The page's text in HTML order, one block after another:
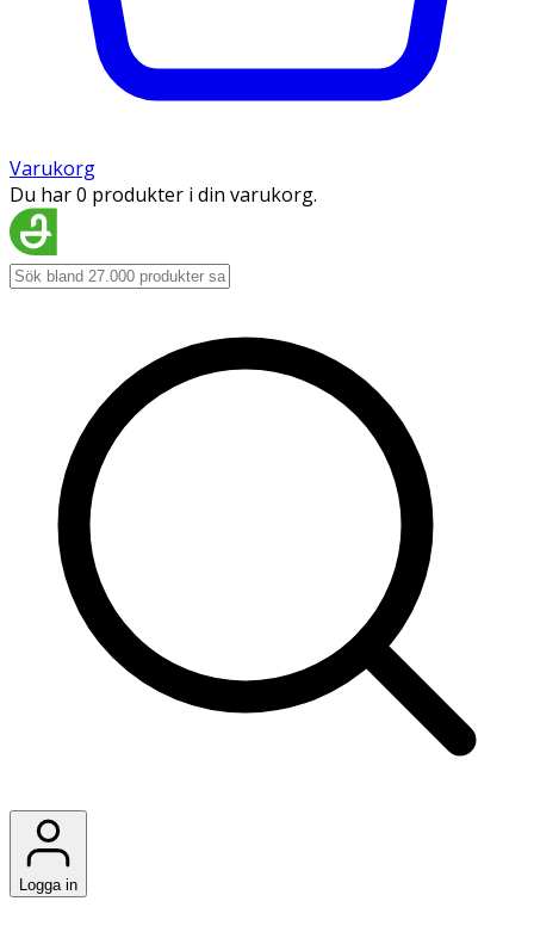
Varukorg
Du har 0 produkter i din varukorg.
Logga in